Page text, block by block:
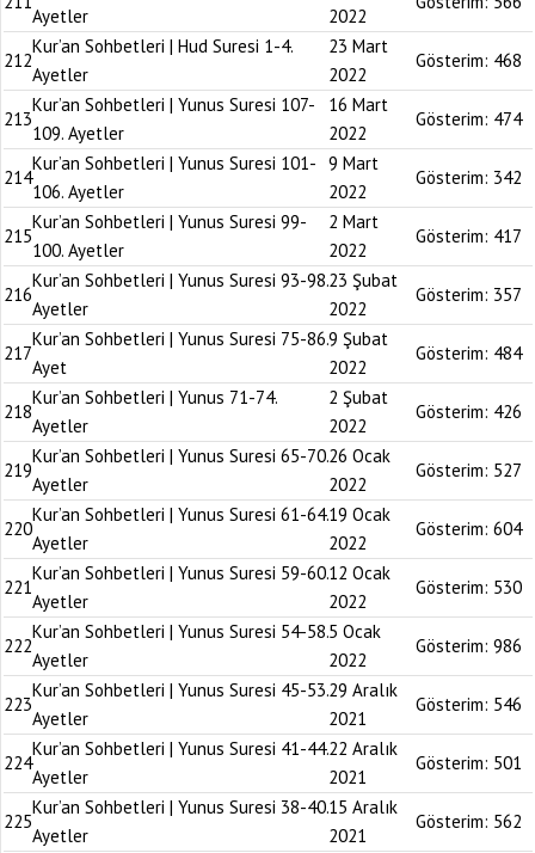
Ayetler
2022
212
Kur’an Sohbetleri | Hud Suresi 1-4.
Ayetler
23 Mart
2022
Gösterim: 468
213
Kur’an Sohbetleri | Yunus Suresi 107-
109. Ayetler
16 Mart
2022
Gösterim: 474
214
Kur’an Sohbetleri | Yunus Suresi 101-
106. Ayetler
9 Mart
2022
Gösterim: 342
215
Kur’an Sohbetleri | Yunus Suresi 99-
100. Ayetler
2 Mart
2022
Gösterim: 417
216
Kur’an Sohbetleri | Yunus Suresi 93-98.
Ayetler
23 Şubat
2022
Gösterim: 357
217
Kur’an Sohbetleri | Yunus Suresi 75-86.
Ayet
9 Şubat
2022
Gösterim: 484
218
Kur’an Sohbetleri | Yunus 71-74.
Ayetler
2 Şubat
2022
Gösterim: 426
219
Kur’an Sohbetleri | Yunus Suresi 65-70.
Ayetler
26 Ocak
2022
Gösterim: 527
220
Kur’an Sohbetleri | Yunus Suresi 61-64.
Ayetler
19 Ocak
2022
Gösterim: 604
221
Kur’an Sohbetleri | Yunus Suresi 59-60.
Ayetler
12 Ocak
2022
Gösterim: 530
222
Kur’an Sohbetleri | Yunus Suresi 54-58.
Ayetler
5 Ocak
2022
Gösterim: 986
223
Kur’an Sohbetleri | Yunus Suresi 45-53.
Ayetler
29 Aralık
2021
Gösterim: 546
224
Kur’an Sohbetleri | Yunus Suresi 41-44.
Ayetler
22 Aralık
2021
Gösterim: 501
225
Kur’an Sohbetleri | Yunus Suresi 38-40.
Ayetler
15 Aralık
2021
Gösterim: 562